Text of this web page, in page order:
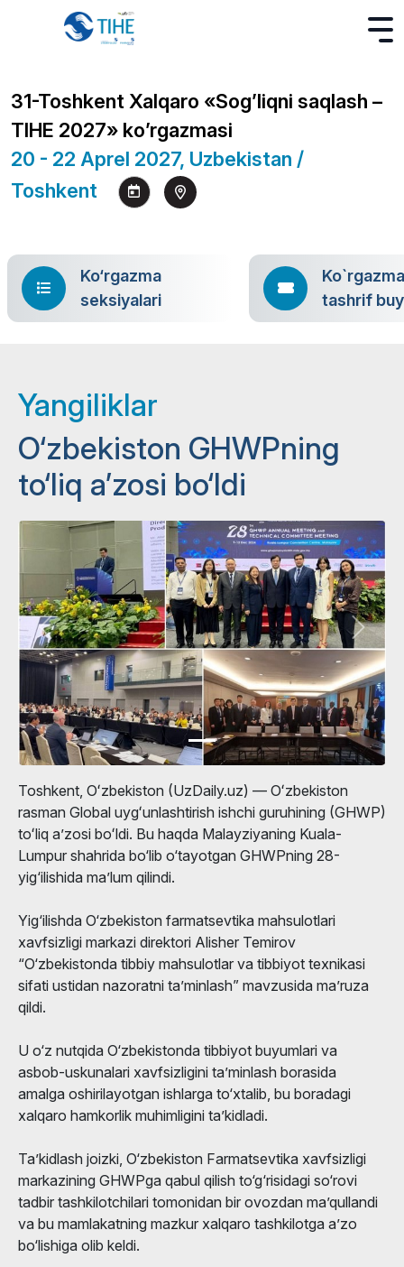
31-Toshkent Xalqaro «Sog’liqni saqlash –
TIHE 2027» ko’rgazmasi
20 - 22 Aprel 2027, Uzbekistan /
Toshkent
Ko‘rgazma
seksiyalari
tashrif
Yangiliklar
O‘zbekiston GHWPning
to‘liq a’zosi bo‘ldi
Toshkent, Oʻzbekiston (UzDaily.uz) — Oʻzbekiston
rasman Global uygʻunlashtirish ishchi guruhining (GHWP)
toʻliq aʼzosi boʻldi. Bu haqda Malayziyaning Kuala-
Lumpur shahrida bo‘lib o‘tayotgan GHWPning 28-
yig‘ilishida ma’lum qilindi.
Yig‘ilishda O‘zbekiston farmatsevtika mahsulotlari
xavfsizligi markazi direktori Alisher Temirov
“O‘zbekistonda tibbiy mahsulotlar va tibbiyot texnikasi
sifati ustidan nazoratni ta’minlash” mavzusida ma’ruza
qildi.
U o‘z nutqida O‘zbekistonda tibbiyot buyumlari va
asbob-uskunalari xavfsizligini ta’minlash borasida
amalga oshirilayotgan ishlarga to‘xtalib, bu boradagi
xalqaro hamkorlik muhimligini ta’kidladi.
Ta’kidlash joizki, O‘zbekiston Farmatsevtika xavfsizligi
markazining GHWPga qabul qilish to‘g‘risidagi so‘rovi
tadbir tashkilotchilari tomonidan bir ovozdan ma’qullandi
va bu mamlakatning mazkur xalqaro tashkilotga a’zo
bo‘lishiga olib keldi.